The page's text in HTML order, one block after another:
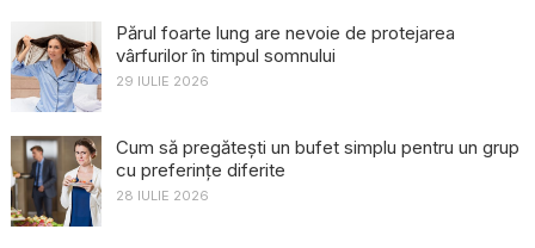
Părul foarte lung are nevoie de protejarea
vârfurilor în timpul somnului
29 IULIE 2026
Cum să pregătești un bufet simplu pentru un grup
cu preferințe diferite
28 IULIE 2026